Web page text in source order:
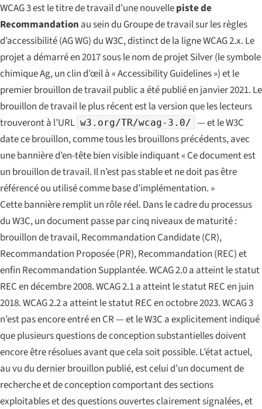
WCAG 3 est le titre de travail d’une nouvellepiste de
Recommandation au sein du Groupe de travail sur les règles
d’accessibilité (AG WG) du W3C, distinct de la ligne WCAG 2.x. Le
projet a démarré en 2017 sous le nom de projetSilver(le symbole
chimique Ag, un clin d’œil à « Accessibility Guidelines ») et le
premier brouillon de travail public a été publié en janvier 2021. Le
brouillon de travail le plus récent est la version que les lecteurs
trouveront à l’URL w3.org/TR/wcag-3.0/ — et le W3C
date ce brouillon, comme tous les brouillons précédents, avec
une bannière d’en-tête bien visible indiquant « Ce document est
un brouillon de travail. Il n’est pas stable et ne doit pas être
référencé ou utilisé comme base d’implémentation. »
Cette bannière remplit un rôle réel. Dans le cadre du processus
du W3C, un document passe par cinq niveaux de maturité :
brouillon de travail,Recommandation Candidate(CR),
Recommandation Proposée(PR),Recommandation (REC) et
enfin Recommandation Supplantée. WCAG 2.0 a atteint le statut
REC en décembre 2008. WCAG 2.1 a atteint le statut REC en juin
2018. WCAG 2.2 a atteint le statut REC en octobre 2023. WCAG 3
n’est pas encore entré en CR — et le W3C a explicitement indiqué
que plusieurs questions de conception substantielles doivent
encore être résolues avant que cela soit possible. L’état actuel,
au vu du dernier brouillon publié, est celui d’un document de
recherche et de conception comportant des sections
exploitables et des questions ouvertes clairement signalées, et